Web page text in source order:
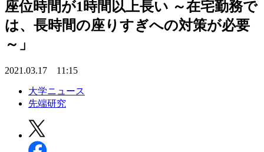
座位時間が1時間以上長い ～在宅勤務で
は、長時間の座りすぎへの対策が必要
～」
2021.03.17 11:15
大学ニュース
先端研究